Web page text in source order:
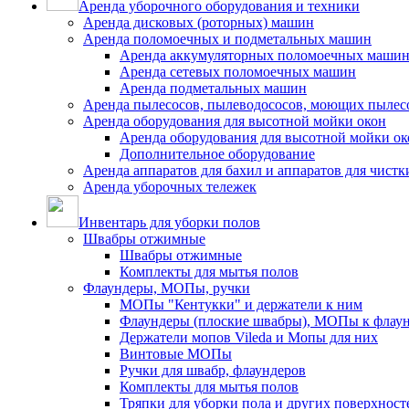
Аренда уборочного оборудования и техники
Аренда дисковых (роторных) машин
Аренда поломоечных и подметальных машин
Аренда аккумуляторных поломоечных машин
Аренда сетевых поломоечных машин
Аренда подметальных машин
Аренда пылесосов, пылеводососов, моющих
Аренда оборудования для высотной мойки окон
Аренда оборудования для высотной мойки
Дополнительное оборудование
Аренда аппаратов для бахил и аппаратов для
Аренда уборочных тележек
Инвентарь для уборки полов
Швабры отжимные
Швабры отжимные
Комплекты для мытья полов
Флаундеры, МОПы, ручки
МОПы "Кентукки" и держатели к ним
Флаундеры (плоские швабры), МОПы к
Держатели мопов Vileda и Мопы для них
Винтовые МОПы
Ручки для швабр, флаундеров
Комплекты для мытья полов
Тряпки для уборки пола и других